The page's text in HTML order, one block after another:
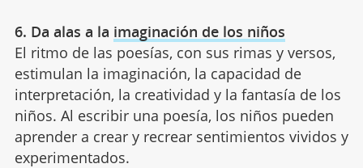
6. Da alas a la imaginación de los niños
El ritmo de las poesías, con sus rimas y versos,
estimulan la imaginación, la capacidad de
interpretación, la creatividad y la fantasía de los
niños. Al escribir una poesía, los niños pueden
aprender a crear y recrear sentimientos vividos y
experimentados.